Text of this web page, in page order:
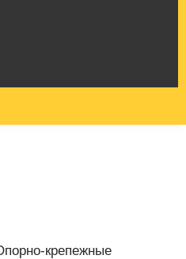
крепежные